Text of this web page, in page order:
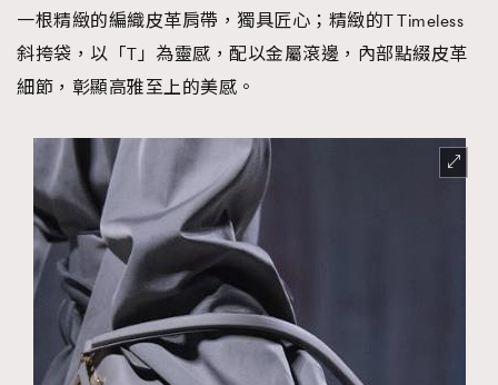
一根精緻的編織皮革肩帶，獨具匠心；精緻的T Timeless
斜挎袋，以「T」為靈感，配以金屬滾邊，內部點綴皮革
細節，彰顯高雅至上的美感。